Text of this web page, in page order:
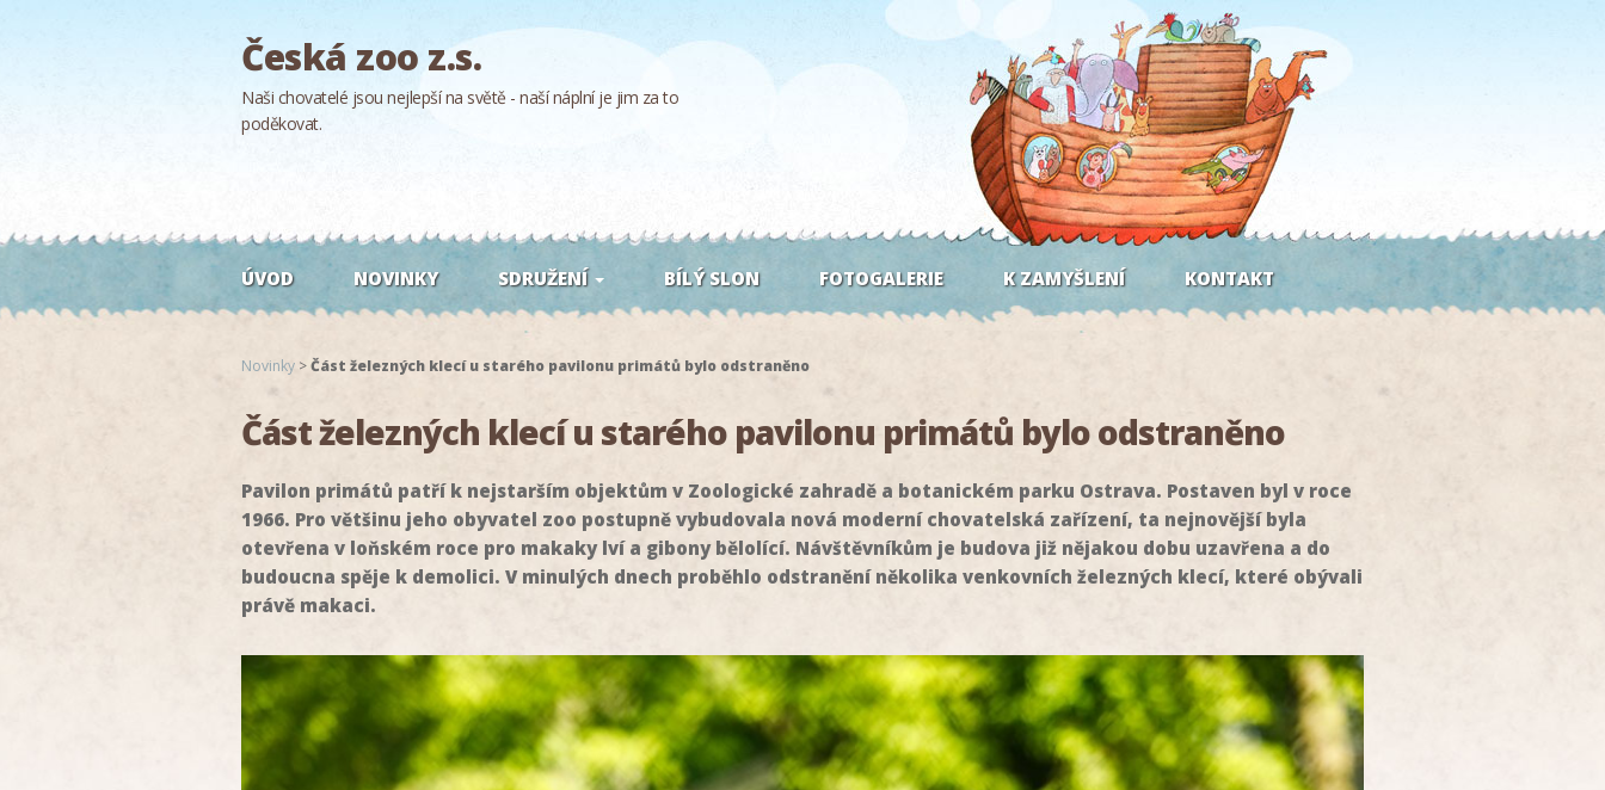
Česká zoo z.s.
Naši chovatelé jsou nejlepší na světě - naší náplní je jim za to
poděkovat.
ÚVOD NOVINKY SDRUŽENÍ BÍLÝ SLON FOTOGALERIE K ZAMYŠLENÍ KONTAKT
Novinky >Část železných klecí u starého pavilonu primátů bylo odstraněno
Část železných klecí u starého pavilonu primátů bylo odstraněno
Pavilon primátů patří k nejstarším objektům v Zoologické zahradě a botanickém parku Ostrava. Postaven byl v roce
1966. Pro většinu jeho obyvatel zoo postupně vybudovala nová moderní chovatelská zařízení, ta nejnovější byla
otevřena v loňském roce pro makaky lví a gibony bělolící. Návštěvníkům je budova již nějakou dobu uzavřena a do
budoucna spěje k demolici. V minulých dnech proběhlo odstranění několika venkovních železných klecí, které obývali
právě makaci.